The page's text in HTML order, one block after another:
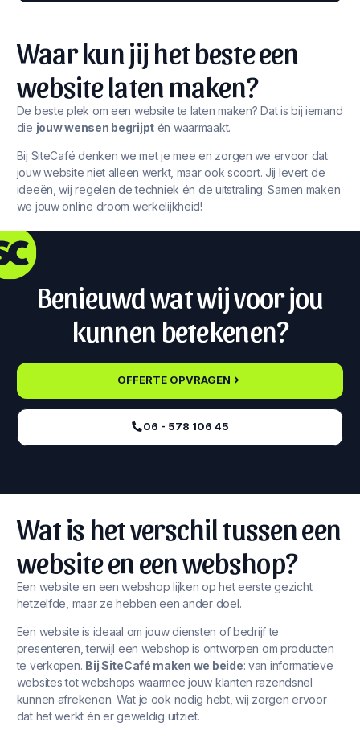
Waar kun jij het beste een
website laten maken?
De beste plek om een website te laten maken? Dat is bij iemand
die jouw wensen begrijpt én waarmaakt.
Bij SiteCafé denken we met je mee en zorgen we ervoor dat
jouw website niet alleen werkt, maar ook scoort. Jij levert de
ideeën, wij regelen de techniek én de uitstraling. Samen maken
we jouw online droom werkelijkheid!
Benieuwd wat wij voor jou
kunnen betekenen?
OFFERTE OPVRAGEN
06 - 578 106 45‬
Wat is het verschil tussen een
website en een webshop?
Een website en een webshop lijken op het eerste gezicht
hetzelfde, maar ze hebben een ander doel.
Een website is ideaal om jouw diensten of bedrijf te
presenteren, terwijl een webshop is ontworpen om producten
te verkopen. Bij SiteCafé maken we beide: van informatieve
websites tot webshops waarmee jouw klanten razendsnel
kunnen afrekenen. Wat je ook nodig hebt, wij zorgen ervoor
dat het werkt én er geweldig uitziet.